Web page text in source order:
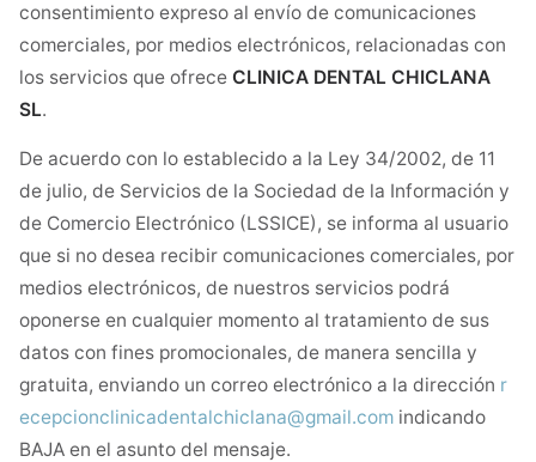
consentimiento expreso al envío de comunicaciones
comerciales, por medios electrónicos, relacionadas con
los servicios que ofrece CLINICA DENTAL CHICLANA
SL.
De acuerdo con lo establecido a la Ley 34/2002, de 11
de julio, de Servicios de la Sociedad de la Información y
de Comercio Electrónico (LSSICE), se informa al usuario
que si no desea recibir comunicaciones comerciales, por
medios electrónicos, de nuestros servicios podrá
oponerse en cualquier momento al tratamiento de sus
datos con fines promocionales, de manera sencilla y
gratuita, enviando un correo electrónico a la dirección r
ecepcionclinicadentalchiclana@gmail.com indicando
BAJA en el asunto del mensaje.